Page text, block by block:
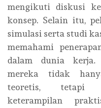
mengikuti diskusi
konsep. Selain itu,
simulasi serta studi
memahami
dalam dunia kerja.
mereka tidak
teoretis, tetapi
keterampilan